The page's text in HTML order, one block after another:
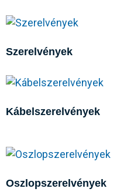
Szerelvények
Kábelszerelvények
Oszlopszerelvények